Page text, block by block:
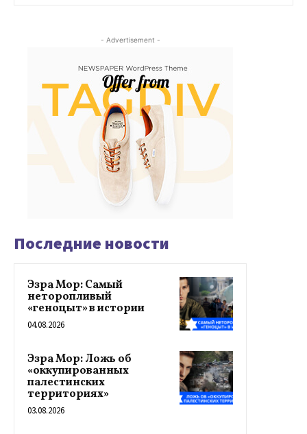
- Advertisement -
Последние новости
Эзра Мор: Самый
неторопливый
«геноцыт» в истории
04.08.2026
Эзра Мор: Ложь об
«оккупированных
палестинских
территориях»
03.08.2026